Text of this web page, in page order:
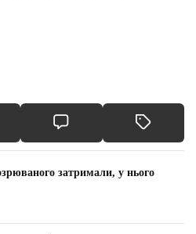
затримали, у нього